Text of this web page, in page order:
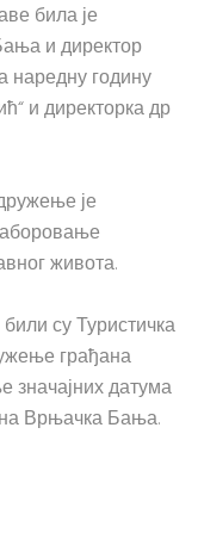
била је
и директор
наредну годину
и директорка др
је
живота.
су Туристичка
грађана
значајних датума
Врњачка Бања.